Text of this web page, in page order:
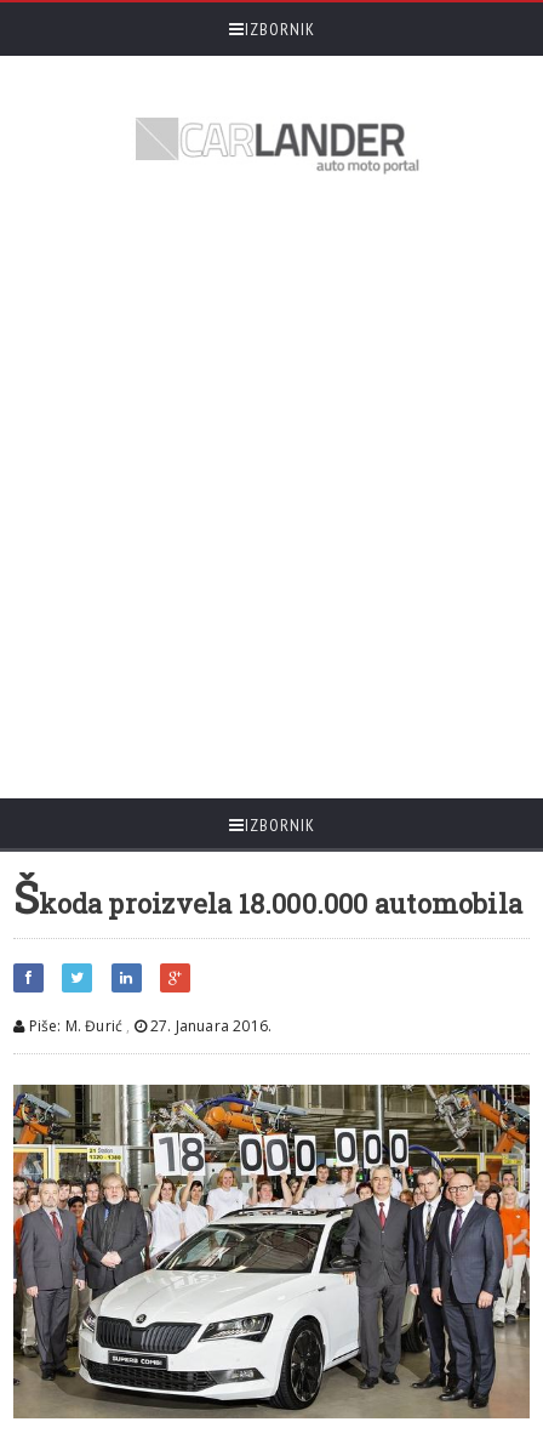
IZBORNIK
IZBORNIK
Škoda proizvela 18.000.000 automobila
Piše: M. Đurić , 27. Januara 2016.